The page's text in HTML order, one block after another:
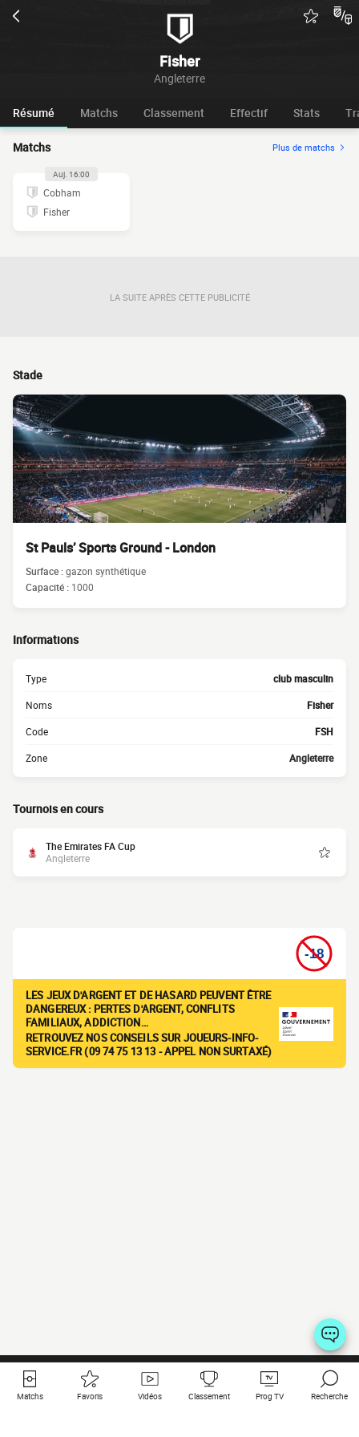
Fisher
Angleterre
Résumé Matchs Classement Effectif Stats
Matchs Plus de matchs
Auj. 16:00
Cobham
Fisher
LA SUITE APRÈS CETTE PUBLICITÉ
Stade
St Pauls’ Sports Ground - London
Surface :gazon synthétique
Capacité : 1000
Informations
Type club masculin
Noms Fisher
Code FSH
Zone Angleterre
Tournois en cours
The Emirates FA Cup
Angleterre
LES JEUX D'ARGENT ET DE HASARD PEUVENT ÊTRE
DANGEREUX : PERTES D'ARGENT, CONFLITS
FAMILIAUX, ADDICTION…
RETROUVEZ NOS CONSEILS SUR JOUEURS-INFO-
SERVICE.FR (09 74 75 13 13 - APPEL NON SURTAXÉ)
Matchs Favoris Vidéos Classement Prog TV Recherche